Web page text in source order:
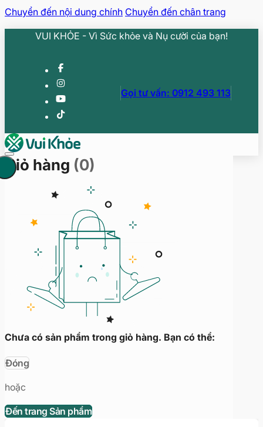
Chuyển đến nội dung chính Chuyển đến chân trang
VUI KHỎE - Vì Sức khỏe và Nụ cười của bạn!
Gọi tư vấn: 0912 493 113
Giỏ hàng (0)
Chưa có sản phẩm trong giỏ hàng. Bạn có thể:
Đóng
hoặc
Đến trang Sản phẩm